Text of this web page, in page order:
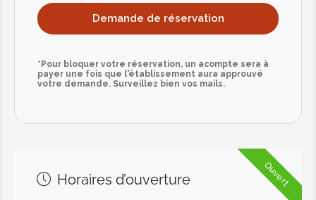
Demande de réservation
*Pour bloquer votre réservation, un acompte sera à
payer une fois que l'établissement aura approuvé
votre demande. Surveillez bien vos mails.
Ouvert
Horaires d’ouverture